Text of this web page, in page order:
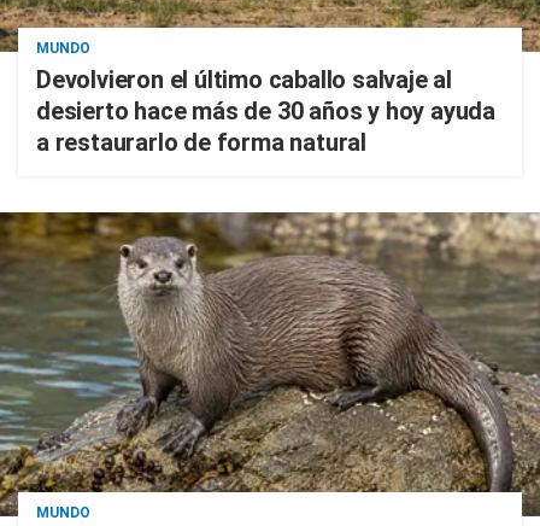
MUNDO
Devolvieron el último caballo salvaje al
desierto hace más de 30 años y hoy ayuda
a restaurarlo de forma natural
MUNDO